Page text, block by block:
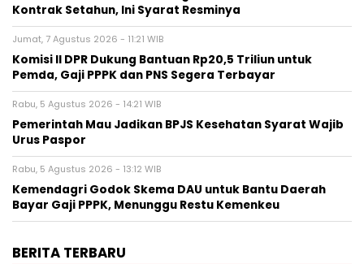
Kontrak Setahun, Ini Syarat Resminya
Jumat, 7 Agustus 2026 - 11:21 WIB
Komisi II DPR Dukung Bantuan Rp20,5 Triliun untuk
Pemda, Gaji PPPK dan PNS Segera Terbayar
Rabu, 5 Agustus 2026 - 14:21 WIB
Pemerintah Mau Jadikan BPJS Kesehatan Syarat Wajib
Urus Paspor
Rabu, 5 Agustus 2026 - 13:12 WIB
Kemendagri Godok Skema DAU untuk Bantu Daerah
Bayar Gaji PPPK, Menunggu Restu Kemenkeu
BERITA TERBARU